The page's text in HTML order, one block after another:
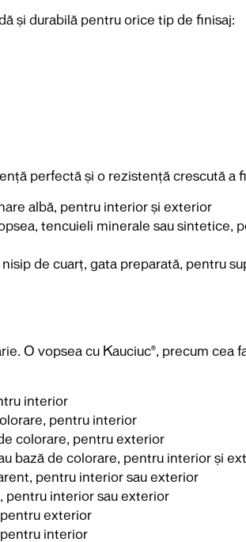
și durabilă pentru orice tip de finisaj:
perfectă și o rezistență crescută a
albă, pentru interior și exterior
tencuieli minerale sau sintetice,
de cuarț, gata preparată, pentru
O vopsea cu Kauciuc®, precum cea
interior
pentru interior
colorare, pentru exterior
bază de colorare, pentru interior și
pentru interior sau exterior
pentru interior sau exterior
pentru exterior
pentru interior